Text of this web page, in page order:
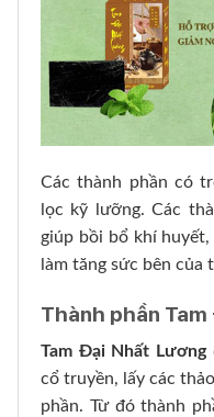
Các thành phần có
lọc kỹ lưỡng. Các
giúp bồi bổ khí
làm tăng sức bên của
Thành phần
Tam Đại Nhất Lương
cổ truyền, lấy các
phần. Từ đó thành